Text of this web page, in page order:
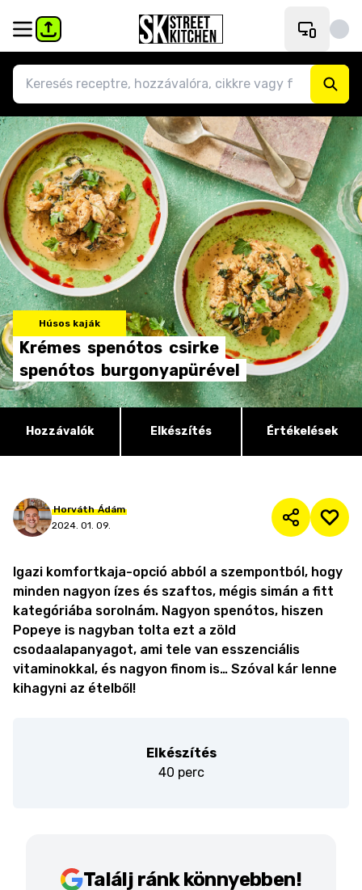
Húsos kaják
Krémes spenótos csirke
spenótos burgonyapürével
Hozzávalók Elkészítés Értékelések
Horváth Ádám
2024. 01. 09.
Igazi komfortkaja-opció abból a szempontból, hogy
minden nagyon ízes és szaftos, mégis simán a fitt
kategóriába sorolnám. Nagyon spenótos, hiszen
Popeye is nagyban tolta ezt a zöld
csodaalapanyagot, ami tele van esszenciális
vitaminokkal, és nagyon finom is… Szóval kár lenne
kihagyni az ételből!
Elkészítés
40 perc
Találj ránk könnyebben!